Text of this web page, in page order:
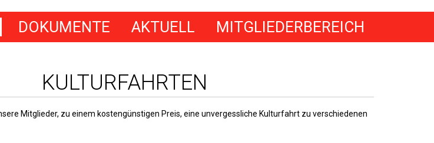
DOKUMENTE AKTUELL MITGLIEDERBEREICH
KULTURFAHRTEN
Mitglieder, zu einem kostengünstigen Preis, eine unvergessliche Kulturfahrt zu verschiedenen